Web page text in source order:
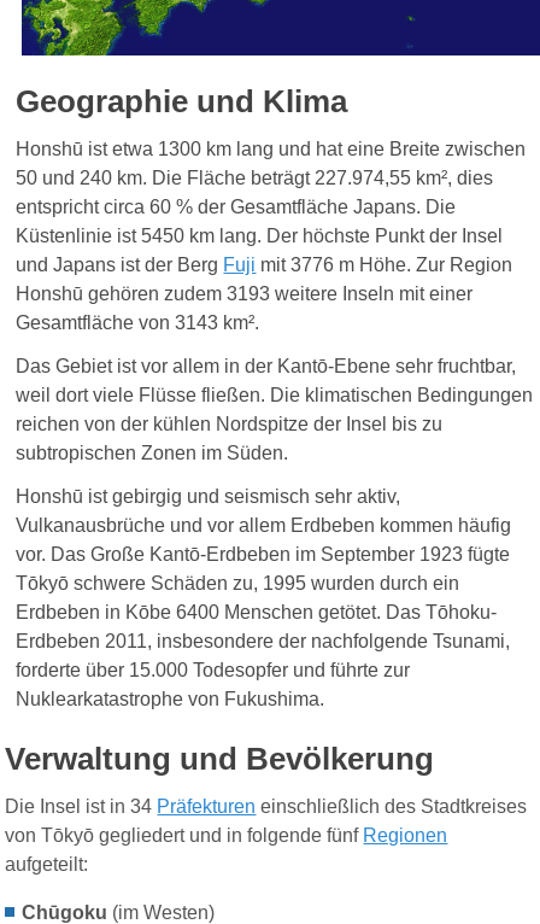
Geographie und Klima
Honshū ist etwa 1300 km lang und hat eine Breite zwischen
50 und 240 km. Die Fläche beträgt 227.974,55 km², dies
entspricht circa 60 % der Gesamtfläche Japans. Die
Küstenlinie ist 5450 km lang. Der höchste Punkt der Insel
und Japans ist der Berg Fuji mit 3776 m Höhe. Zur Region
Honshū gehören zudem 3193 weitere Inseln mit einer
Gesamtfläche von 3143 km².
Das Gebiet ist vor allem in der Kantō-Ebene sehr fruchtbar,
weil dort viele Flüsse fließen. Die klimatischen Bedingungen
reichen von der kühlen Nordspitze der Insel bis zu
subtropischen Zonen im Süden.
Honshū ist gebirgig und seismisch sehr aktiv,
Vulkanausbrüche und vor allem Erdbeben kommen häufig
vor. Das Große Kantō-Erdbeben im September 1923 fügte
Tōkyō schwere Schäden zu, 1995 wurden durch ein
Erdbeben in Kōbe 6400 Menschen getötet. Das Tōhoku-
Erdbeben 2011, insbesondere der nachfolgende Tsunami,
forderte über 15.000 Todesopfer und führte zur
Nuklearkatastrophe von Fukushima.
Verwaltung und Bevölkerung
Die Insel ist in 34 Präfekturen einschließlich des Stadtkreises
von Tōkyō gegliedert und in folgende fünf Regionen
aufgeteilt:
Chūgoku (im Westen)